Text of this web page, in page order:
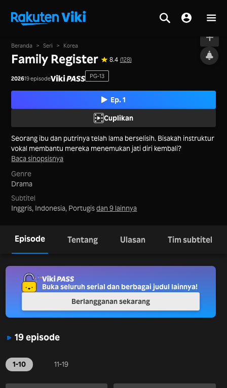
Tayang
Beranda > Seri > Korea
Family Register 8.4 (128)
202619 episode PG-13
Ep. 1
Cuplikan
Seorang ibu dan putrinya telah lama berselisih. Bisakah instruktur
vokal membantu mereka menemukan jati diri kembali?
Baca sinopsisnya
Genre
Drama
Subtitel
Inggris, Indonesia, Portugisdan 9 lainnya
Episode Tentang Ulasan Tim subtitel
19 episode
1-10 11-19
Buka seluruh serial dan berbagai judul lainnya!
Berlangganan sekarang